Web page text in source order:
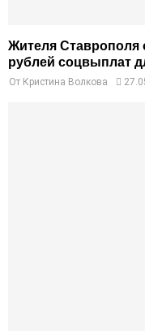
Жителя Ставрополя
рублей соцвыплат
От Кристина Волкова